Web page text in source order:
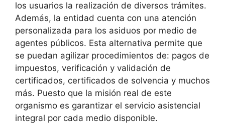
los usuarios la realización de diversos trámites.
Además, la entidad cuenta con una atención
personalizada para los asiduos por medio de
agentes públicos. Esta alternativa permite que
se puedan agilizar procedimientos de: pagos de
impuestos, verificación y validación de
certificados, certificados de solvencia y muchos
más. Puesto que la misión real de este
organismo es garantizar el servicio asistencial
integral por cada medio disponible.